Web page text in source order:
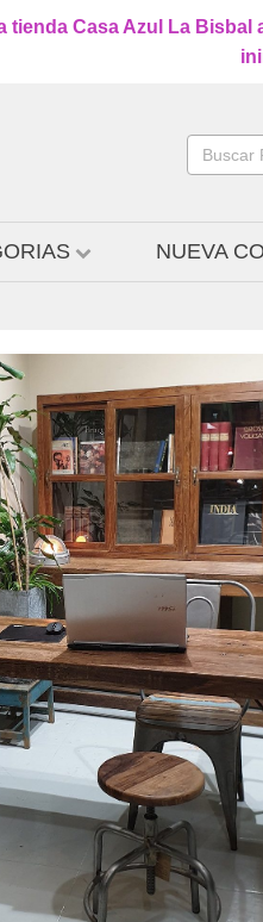
tienda Casa Azul La
Buscar:
NUEVA